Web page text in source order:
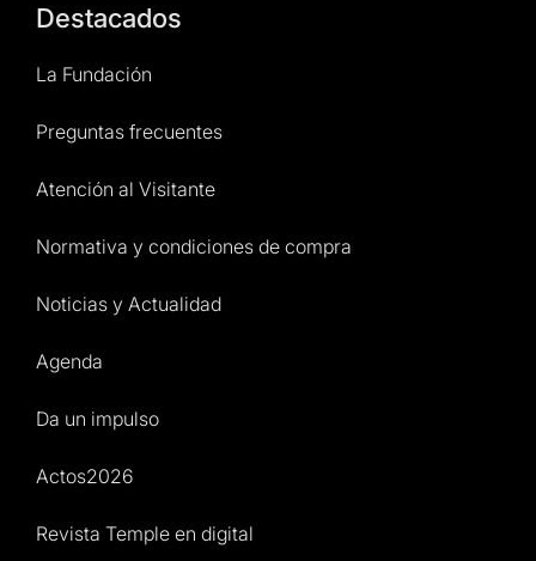
Destacados
La Fundación
Preguntas frecuentes
Atención al Visitante
Normativa y condiciones de compra
Noticias y Actualidad
Agenda
Da un impulso
Actos2026
Revista Temple en digital